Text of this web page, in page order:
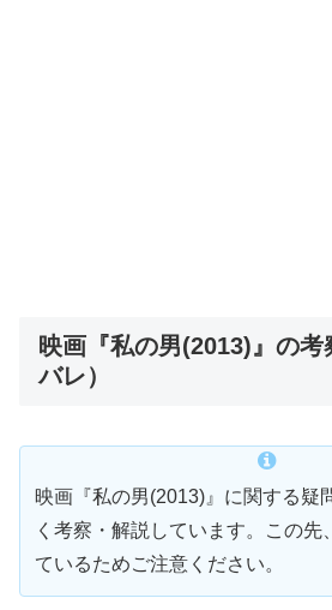
映画『私の男(2013)』の考
バレ）
映画『私の男(2013)』に関する疑
く考察・解説しています。この先
ているためご注意ください。